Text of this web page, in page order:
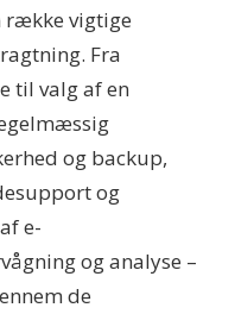
række vigtige
Fra
til valg af en
og backup,
og
e-
og analyse –
de